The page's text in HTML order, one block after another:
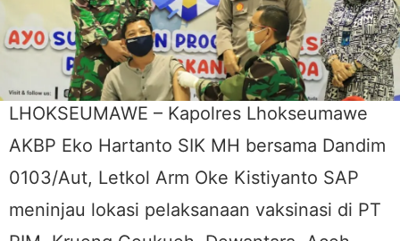
LHOKSEUMAWE – Kapolres Lhokseumawe
AKBP Eko Hartanto SIK MH bersama Dandim
0103/Aut, Letkol Arm Oke Kistiyanto SAP
meninjau lokasi pelaksanaan vaksinasi di PT